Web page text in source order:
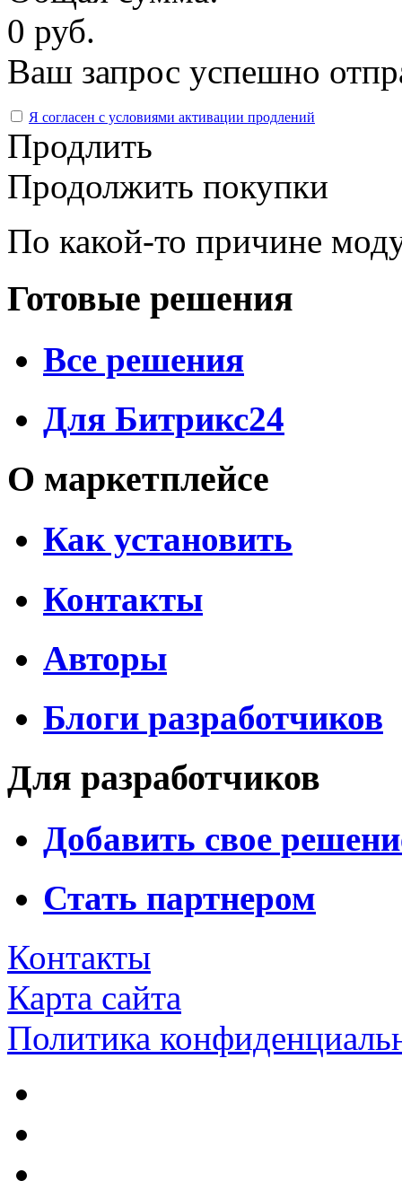
0 руб.
Ваш запрос успешно
Я согласен с условиями активации продлений
Продлить
Продолжить покупки
По какой-то причине
Готовые решения
Все решения
Для Битрикс24
О маркетплейсе
Как установить
Контакты
Авторы
Блоги разработчиков
Для разработчиков
Добавить свое
Стать партнером
Контакты
Карта сайта
Политика